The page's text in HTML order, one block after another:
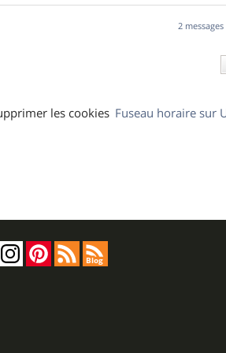
2 messages
Fuseau horaire sur
les cookies